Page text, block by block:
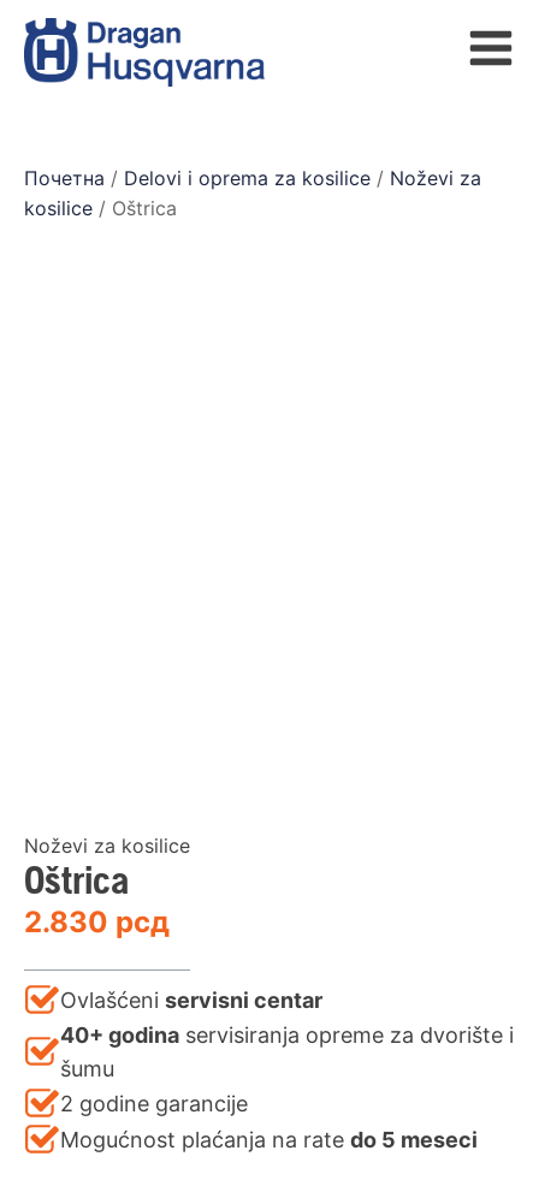
Почетна / Delovi i oprema za kosilice / Noževi za
kosilice / Oštrica
Noževi za kosilice
Oštrica
2.830 рсд
Ovlašćeni servisni centar
40+ godina servisiranja opreme za dvorište i
šumu
2 godine garancije
Mogućnost plaćanja na rate do 5 meseci